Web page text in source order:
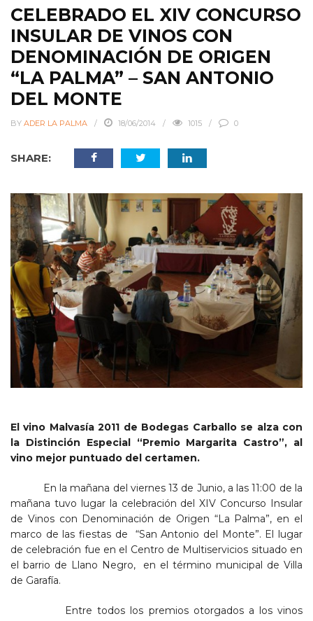
CELEBRADO EL XIV CONCURSO
INSULAR DE VINOS CON
DENOMINACIÓN DE ORIGEN
“LA PALMA” – SAN ANTONIO
DEL MONTE
BY ADER LA PALMA 18/06/2014 1015 0
SHARE:
El vino Malvasía 2011 de Bodegas Carballo se alza con
la Distinción Especial
“Premio Margarita Castro”, al
vino mejor puntuado del certamen.
En la mañana del viernes 13 de Junio, a las 11:00 de la
mañana tuvo lugar la celebración del XIV Concurso Insular
de Vinos con Denominación de Origen “La Palma”, en el
marco de las fiestas de “San Antonio del Monte”. El lugar
de celebración fue en el Centro de Multiservicios situado en
el barrio de Llano Negro, en el término municipal de Villa
de Garafía.
Entre todos los premios otorgados a los vinos